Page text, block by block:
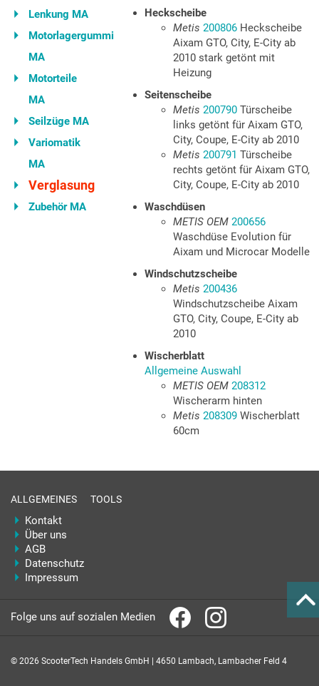
Lenkung MA
Motorlagergummi
MA
Motorteile
MA
Seilzüge MA
Variomatik
MA
Verglasung
Zubehör MA
Heckscheibe
Metis 200806Heckscheibe
Aixam GTO, City, E-City ab
2010 stark getönt mit
Heizung
Seitenscheibe
Metis 200790Türscheibe
links getönt für Aixam GTO,
City, Coupe, E-City ab 2010
Metis 200791 Türscheibe
rechts getönt für Aixam GTO,
City, Coupe, E-City ab 2010
Waschdüsen
METIS OEM 200656
Waschdüse Evolution für
Aixam und Microcar Modelle
Windschutzscheibe
Metis 200436
Windschutzscheibe Aixam
GTO, City, Coupe, E-City ab
2010
Wischerblatt
Allgemeine Auswahl
METIS OEM 208312
Wischerarm hinten
Metis 208309Wischerblatt
60cm
ALLGEMEINES
Kontakt
Über uns
AGB
Datenschutz
Impressum
TOOLS
Folge uns auf sozialen Medien
© 2026 ScooterTech Handels GmbH | 4650 Lambach, Lambacher Feld 4